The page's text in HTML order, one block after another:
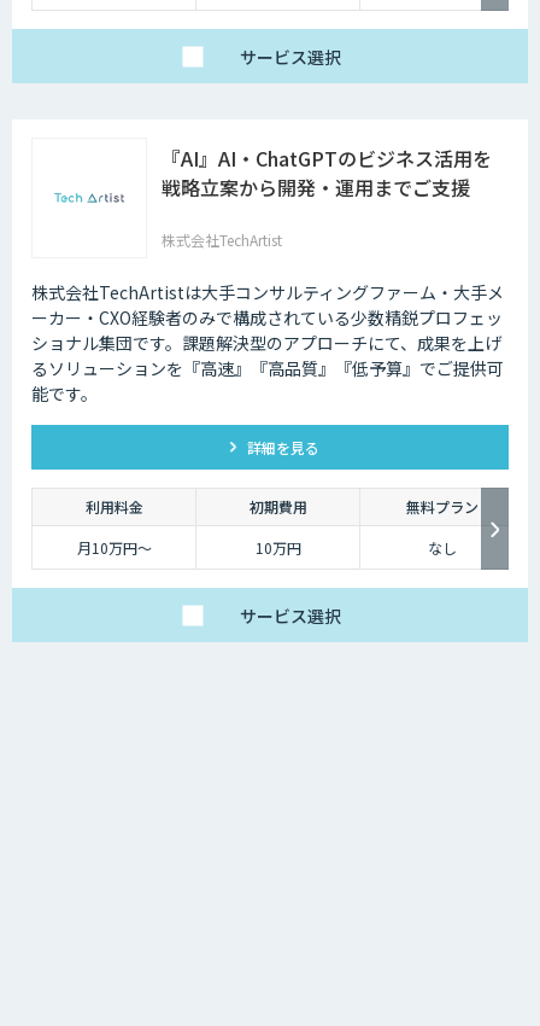
サービス選択
『AI』AI・ChatGPTのビジネス活用を
戦略立案から開発・運用までご支援
株式会社TechArtist
株式会社TechArtistは大手コンサルティングファーム・大手メ
ーカー・CXO経験者のみで構成されている少数精鋭プロフェッ
ショナル集団です。課題解決型のアプローチにて、成果を上げ
るソリューションを『高速』『高品質』『低予算』でご提供可
能です。
詳細を見る
利用料金 初期費用
無料プラン
月10万円〜
10万円 なし
サービス選択